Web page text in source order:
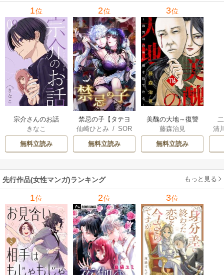
1位
宗介さんのお話
きなこ
無料立読み
2位
禁忌の子【タテヨ
ミ】
仙崎ひとみ /SOR
AJIMA
無料立読み
3位
美醜の大地～復讐
のために顔を捨て
た女～（分冊版）
藤森治見
無料立読み
は
清
先行作品(女性マンガ)ランキング もっと見る
1位 2位 3位